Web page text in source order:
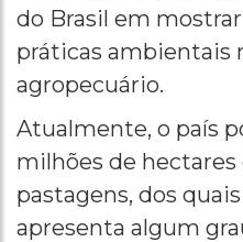
do Brasil em
práticas ambientais
agropecuário.
Atualmente, o país
milhões de hectares
pastagens, dos
apresenta algum